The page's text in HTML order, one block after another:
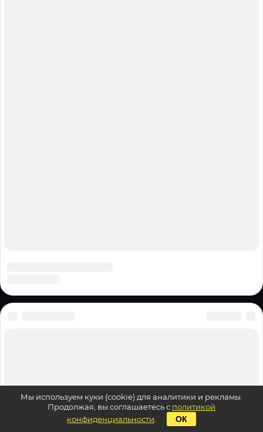
Мы используем куки (cookie) для аналитики и рекламы.
Продолжая, вы соглашаетесь с политикой
конфиденциальности
ОК